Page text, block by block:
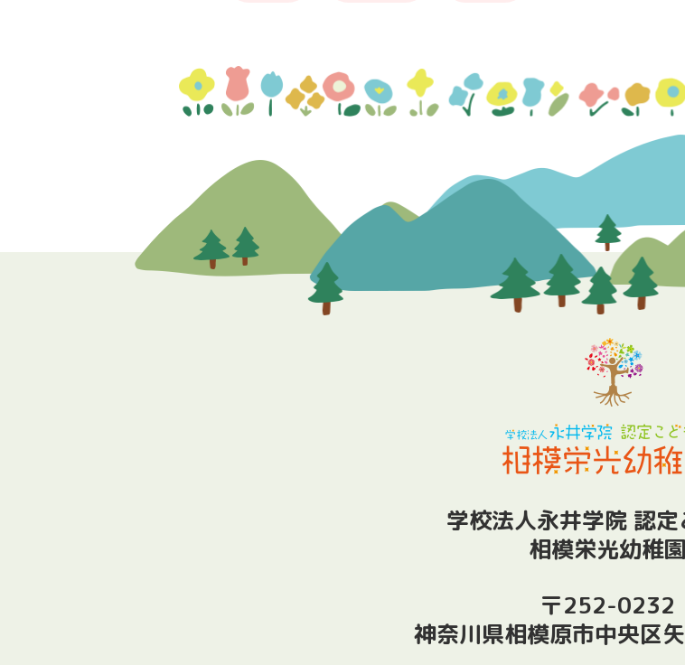
学校法人永井学院 認
相模栄光幼稚園
〒252-0232
神奈川県相模原市中央区